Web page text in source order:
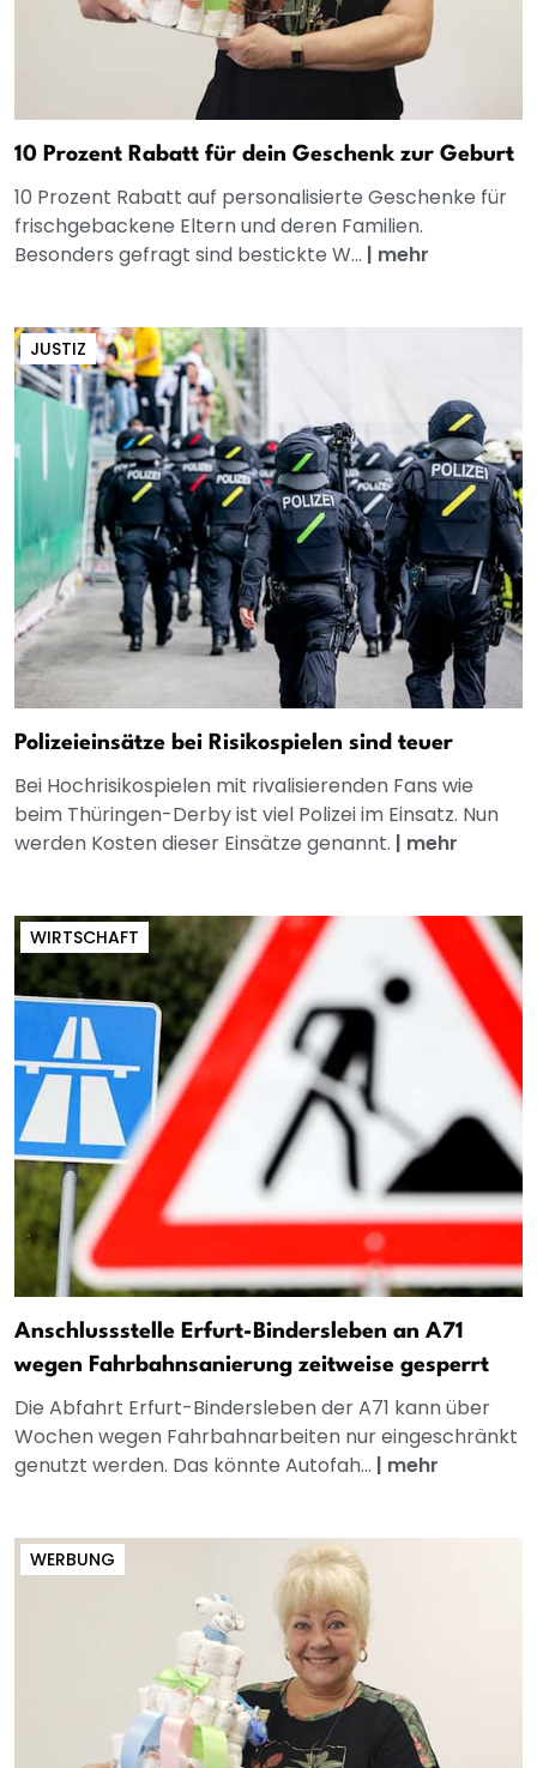
10 Prozent Rabatt für dein Geschenk zur Geburt
10 Prozent Rabatt auf personalisierte Geschenke für
frischgebackene Eltern und deren Familien.
Besonders gefragt sind bestickte W... | mehr
JUSTIZ
Polizeieinsätze bei Risikospielen sind teuer
Bei Hochrisikospielen mit rivalisierenden Fans wie
beim Thüringen-Derby ist viel Polizei im Einsatz. Nun
werden Kosten dieser Einsätze genannt. | mehr
WIRTSCHAFT
Anschlussstelle Erfurt-Bindersleben an A71
wegen Fahrbahnsanierung zeitweise gesperrt
Die Abfahrt Erfurt-Bindersleben der A71 kann über
Wochen wegen Fahrbahnarbeiten nur eingeschränkt
genutzt werden. Das könnte Autofah... | mehr
WERBUNG